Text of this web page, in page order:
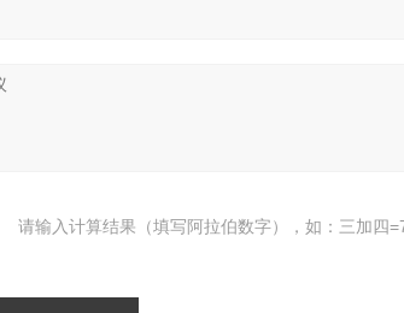
请输入计算结果（填写阿拉伯数字），如：三加四